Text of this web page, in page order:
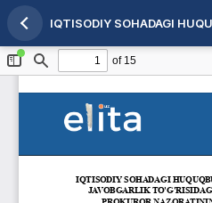
Maqola tafsilotlariga qaytish